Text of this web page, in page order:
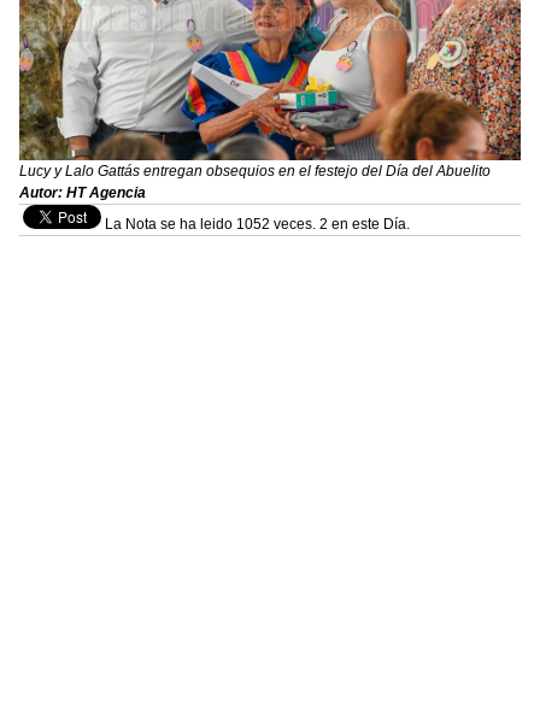
Lucy y Lalo Gattás entregan obsequios en el festejo del Día del Abuelito
Autor: HT Agencia
La Nota se ha leido 1052 veces. 2 en este Día.